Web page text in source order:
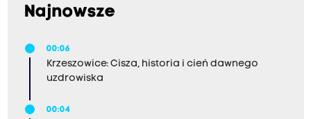
Najnowsze
00:06
Krzeszowice: Cisza, historia i cień dawnego
uzdrowiska
00:04